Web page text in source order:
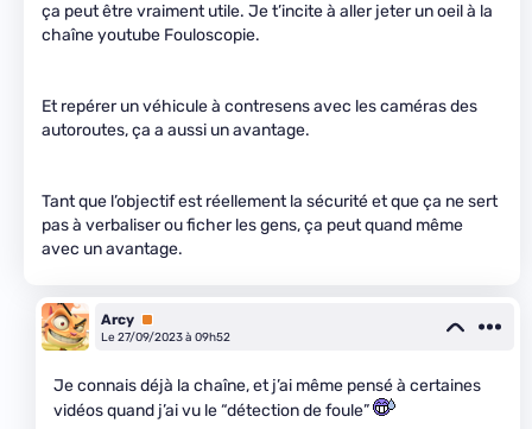
ça peut être vraiment utile. Je t’incite à aller jeter un oeil à la
chaîne youtube Fouloscopie.
Et repérer un véhicule à contresens avec les caméras des
autoroutes, ça a aussi un avantage.
Tant que l’objectif est réellement la sécurité et que ça ne sert
pas à verbaliser ou ficher les gens, ça peut quand même
avec un avantage.
Arcy Premium
Le 27/09/2023 à 09h52
Je connais déjà la chaîne, et j’ai même pensé à certaines
vidéos quand j’ai vu le “détection de foule”